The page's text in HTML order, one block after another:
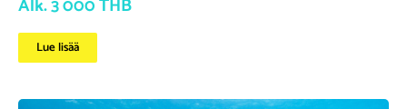
Lue lisää